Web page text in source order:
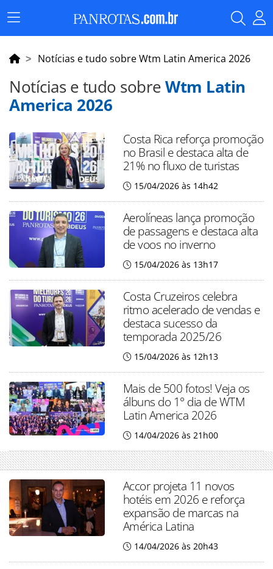
Menu
Principal
Notícias e tudo sobre Wtm Latin America 2026
Notícias e tudo sobreWtm Latin
America 2026
Costa Rica reforça promoção
no Brasil e destaca alta de
21% no fluxo de turistas
15/04/2026 às 14h42
Aerolíneas lança promoção
de passagens e destaca alta
de voos no inverno
15/04/2026 às 13h17
Costa Cruzeiros celebra
ritmo acelerado de vendas e
destaca sucesso da
temporada 2025/26
15/04/2026 às 12h13
Mais de 500 fotos! Veja os
álbuns do 1° dia de WTM
Latin America 2026
14/04/2026 às 21h00
Accor projeta 11 novos
hotéis em 2026 e reforça
expansão de marcas na
América Latina
14/04/2026 às 20h43